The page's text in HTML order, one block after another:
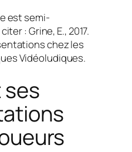
est semi-
: Grine, E., 2017.
chez les
Vidéoludiques.
ses